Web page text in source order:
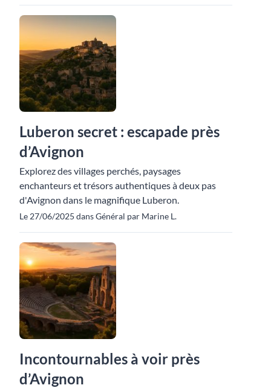
Luberon secret : escapade près
d’Avignon
Explorez des villages perchés, paysages
enchanteurs et trésors authentiques à deux pas
d'Avignon dans le magnifique Luberon.
Le 27/06/2025 dans Général par Marine L.
Incontournables à voir près
d’Avignon